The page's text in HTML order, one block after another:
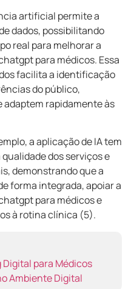
artificial permite a
dados, possibilitando
real para melhorar a
para médicos. Essa
facilita a identificação
do público,
adaptem rapidamente às
a aplicação de IA tem
dos serviços e
demonstrando que a
forma integrada, apoiar a
para médicos e
à rotina clínica (5).
para Médicos
Ambiente Digital